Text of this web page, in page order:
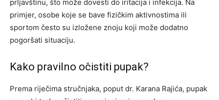
prljavštinu, što može dovesti do iritacija i infekcija. Na
primjer, osobe koje se bave fizičkim aktivnostima ili
sportom često su izložene znoju koji može dodatno
pogoršati situaciju.
Kako pravilno očistiti pupak?
Prema riječima stručnjaka, poput dr. Karana Rajića, pupak